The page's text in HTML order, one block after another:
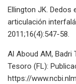
Ellington JK. Dedos
articulación
2011;16(4):547-58.
Al Aboud AM, Badri
Tesoro (FL):
https://